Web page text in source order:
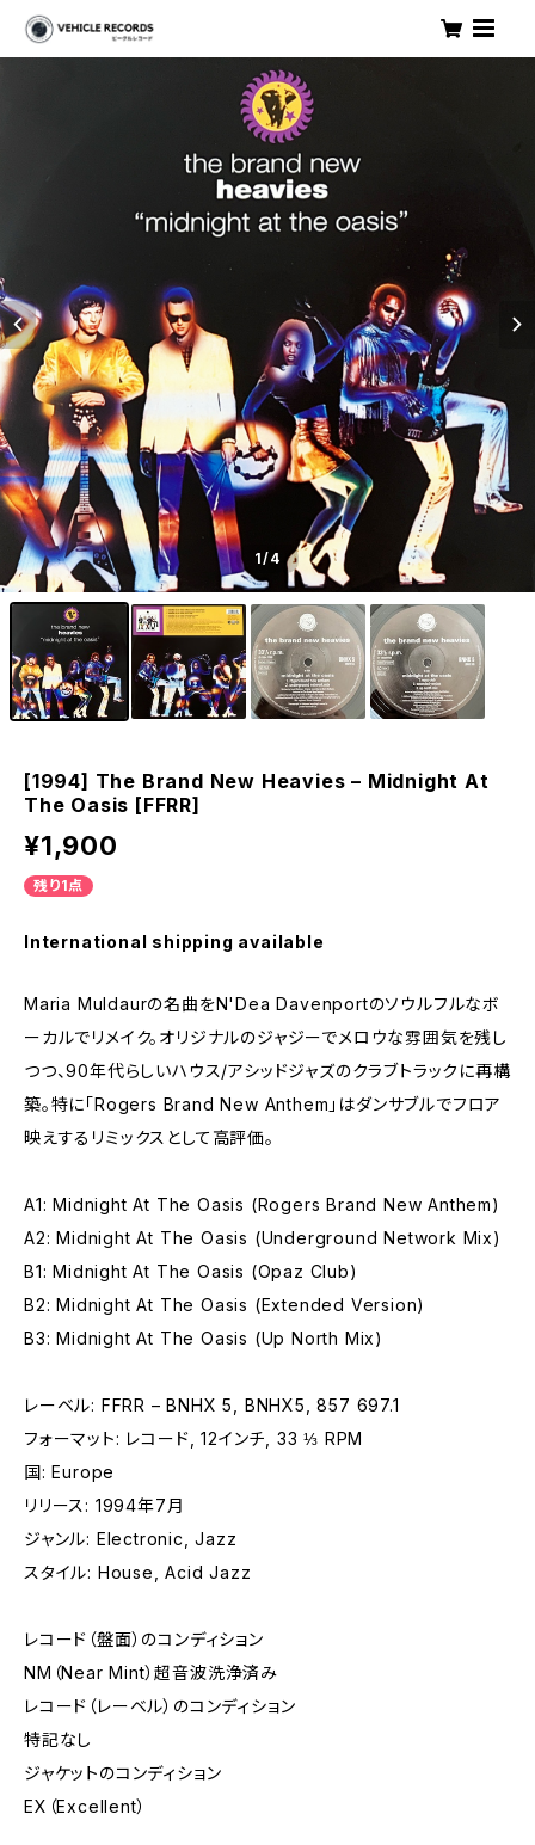
1/4
[1994] The Brand New Heavies – Midnight At
The Oasis [FFRR]
¥1,900
残り1点
International shipping available
Maria Muldaurの名曲をN'Dea Davenportのソウルフルなボ
ーカルでリメイク。オリジナルのジャジーでメロウな雰囲気を残し
つつ、90年代らしいハウス/アシッドジャズのクラブトラックに再構
築。特に「Rogers Brand New Anthem」はダンサブルでフロア
映えするリミックスとして高評価。
A1: Midnight At The Oasis (Rogers Brand New Anthem)
A2: Midnight At The Oasis (Underground Network Mix)
B1: Midnight At The Oasis (Opaz Club)
B2: Midnight At The Oasis (Extended Version)
B3: Midnight At The Oasis (Up North Mix)
レーベル: FFRR – BNHX 5, BNHX5, 857 697.1
フォーマット: レコード, 12インチ, 33 ⅓ RPM
国: Europe
リリース: 1994年7月
ジャンル: Electronic, Jazz
スタイル: House, Acid Jazz
レコード（盤面）のコンディション
NM（Near Mint）超音波洗浄済み
レコード（レーベル）のコンディション
特記なし
ジャケットのコンディション
EX（Excellent）